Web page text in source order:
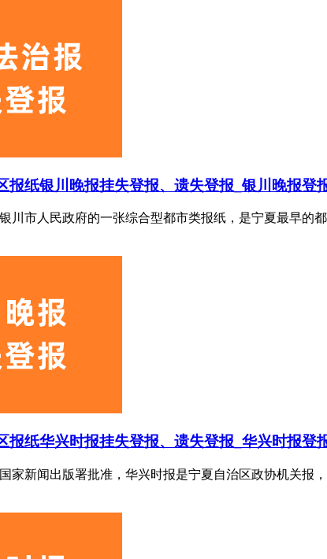
报纸银川晚报挂失登报、遗失登报_银川晚报登
银川市人民政府的一张综合型都市类报纸，是宁夏最早
报纸华兴时报挂失登报、遗失登报_华兴时报登
家新闻出版署批准，华兴时报是宁夏自治区政协机关